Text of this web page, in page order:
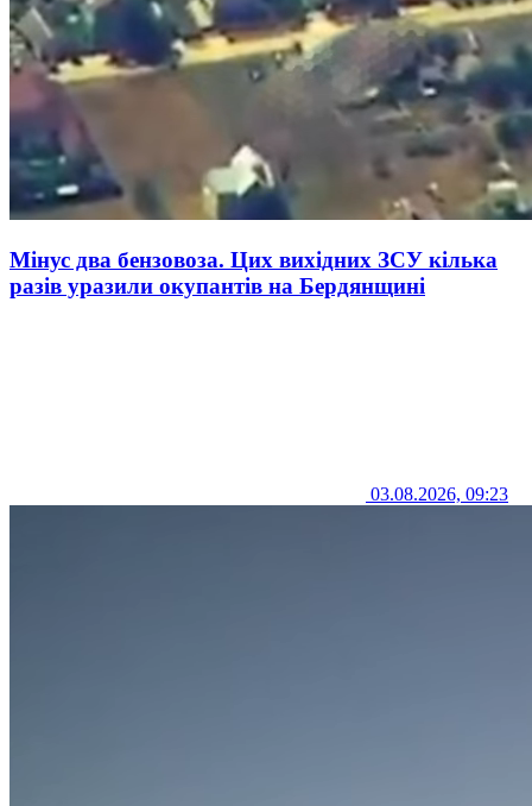
Мінус два бензовоза. Цих вихідних ЗСУ кілька
разів уразили окупантів на Бердянщині
03.08.2026, 09:23